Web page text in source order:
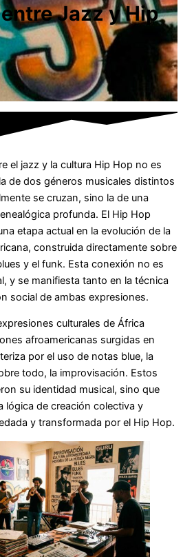
Jazz y Hip
el jazz y la cultura Hip Hop no es
de dos géneros musicales distintos
se cruzan, sino la de una
profunda. El Hip Hop
etapa actual en la evolución de la
construida directamente sobre
y el funk. Esta conexión no es
y se manifiesta tanto en la técnica
social de ambas expresiones.
culturales de África
afroamericanas surgidas en
por el uso de notas blue, la
todo, la improvisación. Estos
su identidad musical, sino que
lógica de creación colectiva y
y transformada por el Hip Hop.